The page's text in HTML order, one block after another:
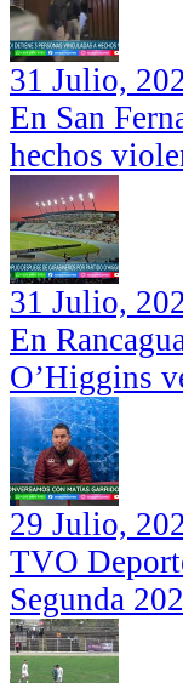
31 Julio,
En San
hechos
31 Julio,
En
O’Higgins
29 Julio,
TVO
Segunda